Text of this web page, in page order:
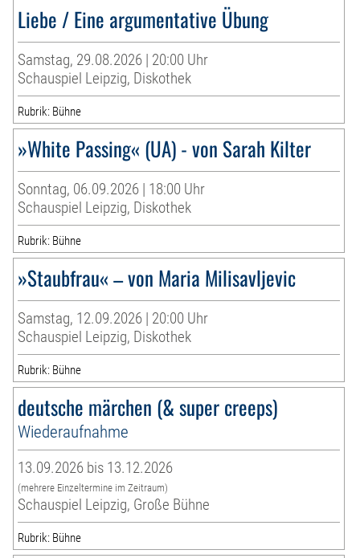
Liebe / Eine argumentative Übung
Samstag, 29.08.2026 | 20:00 Uhr
Schauspiel Leipzig, Diskothek
Rubrik: Bühne
»White Passing« (UA) - von Sarah Kilter
Sonntag, 06.09.2026 | 18:00 Uhr
Schauspiel Leipzig, Diskothek
Rubrik: Bühne
»Staubfrau« – von Maria Milisavljevic
Samstag, 12.09.2026 | 20:00 Uhr
Schauspiel Leipzig, Diskothek
Rubrik: Bühne
deutsche märchen (& super creeps)
Wiederaufnahme
13.09.2026 bis 13.12.2026
(mehrere Einzeltermine im Zeitraum)
Schauspiel Leipzig, Große Bühne
Rubrik: Bühne